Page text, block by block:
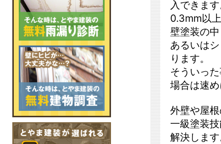
入できま
0.3mm以
壁塗装の
あるいは
ります。
そういっ
場合は速
外壁や屋
一級塗装
解決しま